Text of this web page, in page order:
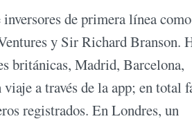
de primera línea como
y Sir Richard Branson.
británicas, Madrid, Barcelona,
viaje a través de la app; en total
registrados. En Londres, un